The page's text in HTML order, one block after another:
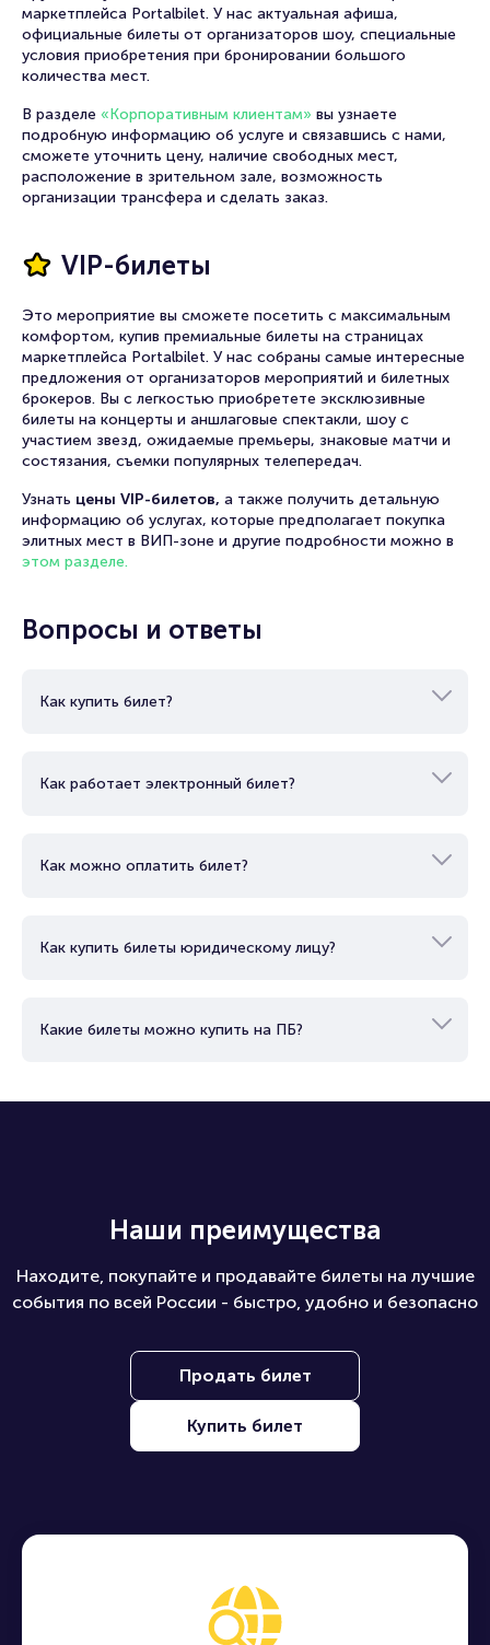
маркетплейса Portalbilet. У нас актуальная афиша,
официальные билеты от организаторов шоу, специальные
условия приобретения при бронировании большого
количества мест.
В разделе «Корпоративным клиентам» вы узнаете
подробную информацию об услуге и связавшись с нами,
сможете уточнить цену, наличие свободных мест,
расположение в зрительном зале, возможность
организации трансфера и сделать заказ.
VIP-билеты
Это мероприятие вы сможете посетить с максимальным
комфортом, купив премиальные билеты на страницах
маркетплейса Portalbilet. У нас собраны самые интересные
предложения от организаторов мероприятий и билетных
брокеров. Вы с легкостью приобретете эксклюзивные
билеты на концерты и аншлаговые спектакли, шоу с
участием звезд, ожидаемые премьеры, знаковые матчи и
состязания, съемки популярных телепередач.
Узнать цены VIP-билетов, а также получить детальную
информацию об услугах, которые предполагает покупка
элитных мест в ВИП-зоне и другие подробности можно в
этом разделе.
Вопросы и ответы
Как купить билет?
Как работает электронный билет?
Как можно оплатить билет?
Как купить билеты юридическому лицу?
Какие билеты можно купить на ПБ?
Наши преимущества
Находите, покупайте и продавайте билеты на лучшие
события по всей России - быстро, удобно и безопасно
Продать билет
Купить билет